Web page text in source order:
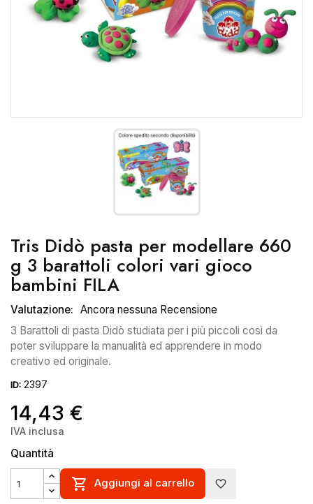
Tris Didò pasta per modellare 660
g 3 barattoli colori vari gioco
bambini FILA
Valutazione: Ancora nessuna Recensione
3 Barattoli di pasta Didò studiata per i più piccoli così da
poter sviluppare la manualità ed apprendere in modo
creativo ed originale.
ID: 2397
14,43 €
IVA inclusa
Quantità
 Aggiungi al carrello favorite_border